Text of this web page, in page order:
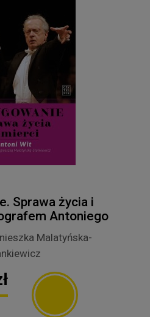
Sprawa życia i
Antoniego
Wita)
Malatyńska-